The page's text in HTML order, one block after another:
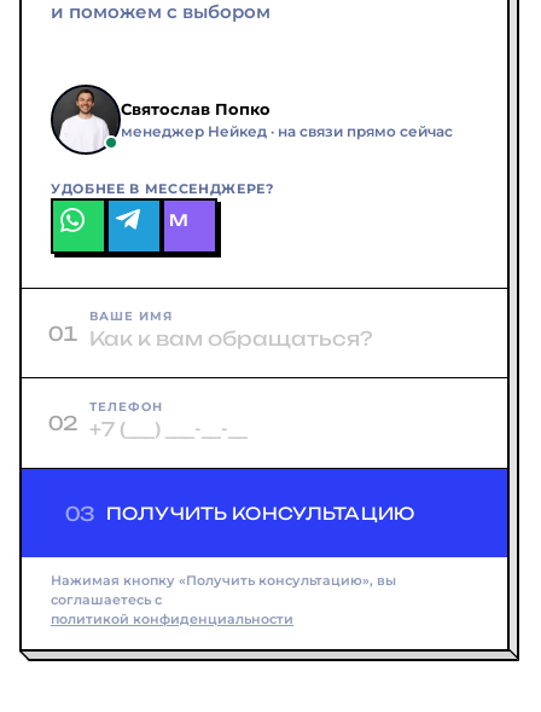
и поможем с выбором
Святослав Попко
менеджер Нейкед · на связи прямо сейчас
УДОБНЕЕ В МЕССЕНДЖЕРЕ?
M
01
ВАШЕ ИМЯ
02
ТЕЛЕФОН
03 ПОЛУЧИТЬ КОНСУЛЬТАЦИЮ
Нажимая кнопку «Получить консультацию», вы
соглашаетесь с
политикой конфиденциальности